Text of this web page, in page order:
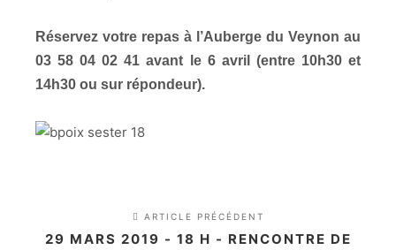
Réservez votre repas à l’Auberge du Veynon au
03 58 04 02 41 avant le 6 avril
(entre 10h30 et
14h30 ou sur répondeur).
ARTICLE PRÉCÉDENT
29 MARS 2019 - 18 H - RENCONTRE DE